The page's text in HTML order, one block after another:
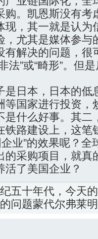
购。凯恩斯没有考
现，其一就是认为
，尤其是媒体参与
有解决的问题，很
法”或“畸形”。但
是日本，日本的低
等国家进行投资，
是什么好事。其二
铁路建设上，这笔
企业”的效果呢？
的采购项目，就真
活了美国企业？
五十年代，今天
问题蒙代尔弗莱